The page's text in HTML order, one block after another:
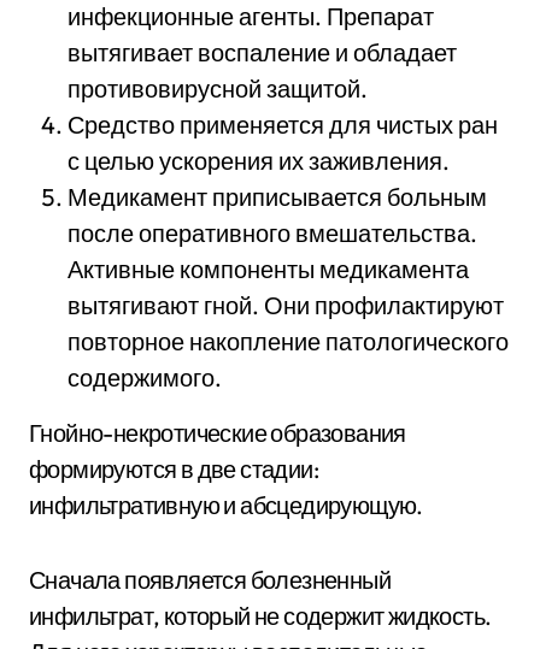
инфекционные агенты. Препарат
вытягивает воспаление и обладает
противовирусной защитой.
Средство применяется для чистых ран
с целью ускорения их заживления.
Медикамент приписывается больным
после оперативного вмешательства.
Активные компоненты медикамента
вытягивают гной. Они профилактируют
повторное накопление патологического
содержимого.
Гнойно-некротические образования
формируются в две стадии:
инфильтративную и абсцедирующую.
Сначала появляется болезненный
инфильтрат, который не содержит жидкость.